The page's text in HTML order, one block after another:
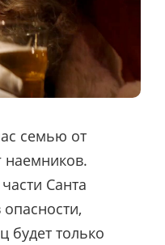
семью от
наемников.
Санта
будет только